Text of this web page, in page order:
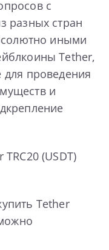
с
разных стран
иными
Tether,
для проведения
и
(USDT)
Tether